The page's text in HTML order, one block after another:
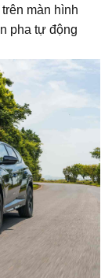
màn hình
pha tự động